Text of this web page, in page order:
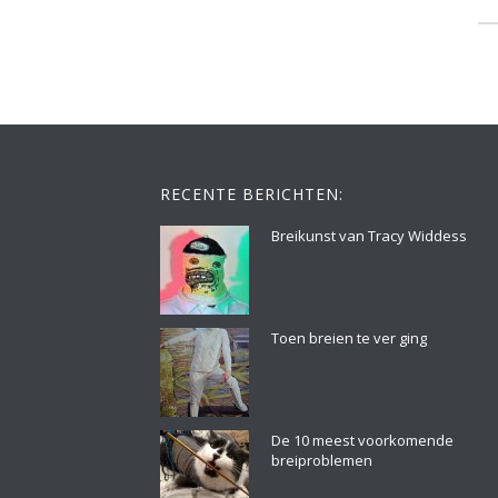
RECENTE BERICHTEN:
Breikunst van Tracy Widdess
Toen breien te ver ging
De 10 meest voorkomende
breiproblemen